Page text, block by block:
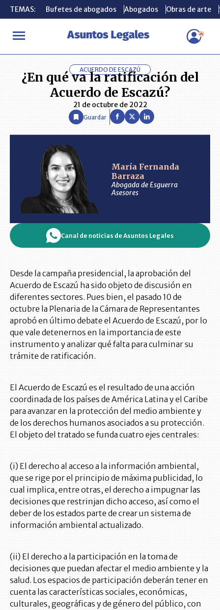
TEMAS: Bufetes de abogados Abogados Obras de arte
INICIO ANÁLISIS MARÍA FERNANDA BARRAZA ¿En qué va
TEMAS: Bufetes de abogados Abogados Obras de arte
ACUERDO DE ESCAZÚ
¿En qué va la ratificación del
Acuerdo de Escazú?
21 de octubre de 2022
Guardar
María Fernanda
Barraza
Abogada de Esguerra
Asesores
Canal de noticias de Asuntos Legales
Desde la campaña presidencial, la aprobación del
Acuerdo de Escazú ha sido objeto de discusión en
diferentes sectores. Pues bien, el pasado 10 de
octubre la Plenaria de la Cámara de Representantes
aprobó en último debate el Acuerdo de Escazú, por lo
que vale detenernos en la importancia de este
instrumento y analizar qué falta para culminar su
trámite de ratificación.
El Acuerdo de Escazú es el resultado de una acción
coordinada de los países de América Latina y el Caribe
para avanzar en la protección del medio ambiente y
de los derechos humanos asociados a su protección.
El objeto del tratado se funda cuatro ejes centrales:
(i) El derecho al acceso a la información ambiental,
que se rige por el principio de máxima publicidad, lo
cual implica, entre otras, el derecho a impugnar las
decisiones que restrinjan dicho acceso, así como el
deber de los estados parte de crear un sistema de
información ambiental actualizado.
(ii) El derecho a la participación en la toma de
decisiones que puedan afectar el medio ambiente y la
salud. Los espacios de participación deberán tener en
cuenta las características sociales, económicas,
culturales, geográficas y de género del público, con